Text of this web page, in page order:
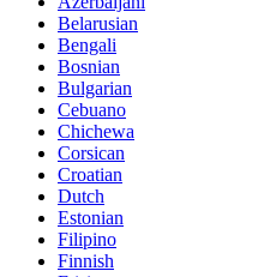
Belarusian
Bengali
Bosnian
Bulgarian
Cebuano
Chichewa
Corsican
Croatian
Dutch
Estonian
Filipino
Finnish